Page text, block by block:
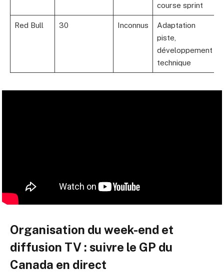
course sprint
Red Bull 30 Inconnus
Adaptation
piste,
développement
technique
Organisation du week-end et
diffusion TV : suivre le GP du
Canada en direct